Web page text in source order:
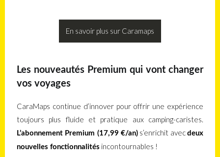
En savoir plus sur Caramaps
Les nouveautés Premium qui vont changer
vos voyages
CaraMaps continue d’innover pour offrir une expérience
toujours plus fluide et pratique aux camping-caristes.
L’abonnement Premium (17,99 €/an) s’enrichit avec deux
nouvelles fonctionnalités incontournables !